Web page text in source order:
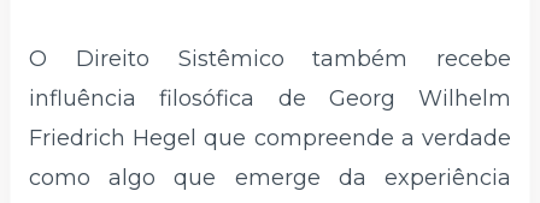
O Direito Sistêmico também recebe
influência filosófica de Georg Wilhelm
Friedrich Hegel que compreende a verdade
como algo que emerge da experiência